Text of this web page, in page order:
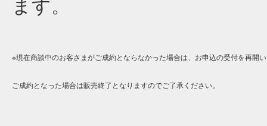
ます。
※現在商談中のお客さまがご成約とならなかった場合は、お申込の受付を再開
ご成約となった場合は販売終了となりますのでご了承ください。